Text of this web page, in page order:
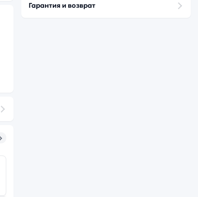
Гарантия и возврат